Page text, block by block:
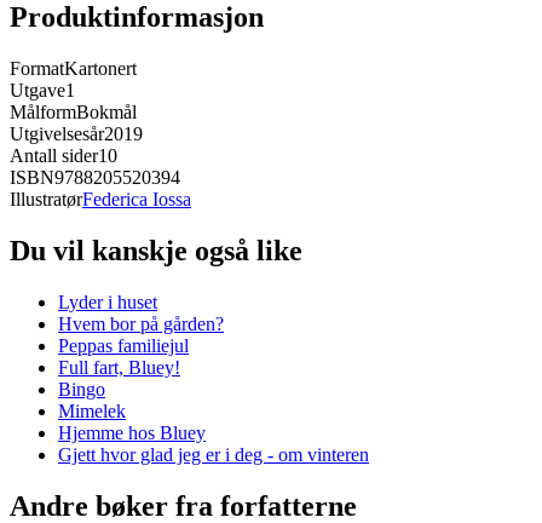
Produktinformasjon
FormatKartonert
Utgave1
MålformBokmål
Utgivelsesår2019
Antall sider10
ISBN9788205520394
IllustratørFederica Iossa
Du vil kanskje også like
Lyder i huset
Hvem bor på gården?
Peppas familiejul
Full fart, Bluey!
Bingo
Mimelek
Hjemme hos Bluey
Gjett hvor glad jeg er i deg - om vinteren
Andre bøker fra forfatterne